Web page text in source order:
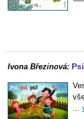
Ivona Březinová:
...